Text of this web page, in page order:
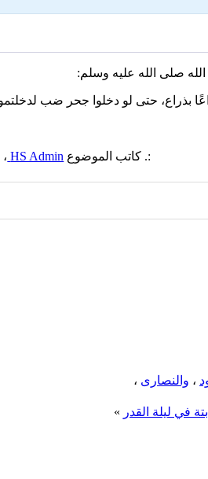
صلى الله عليه وسلم:
بذراع، حتى لو دخلوا جحر ضب
:. كاتب الموضوع HS Admin
، والنصارى ،
في ليلة القدر »